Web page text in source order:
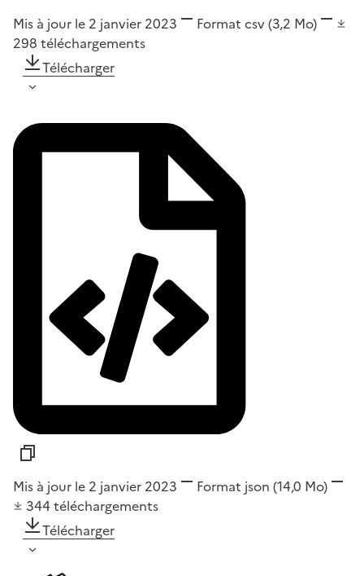
Mis à jour le 2 janvier 2023 Format csv(3,2 Mo)
298 téléchargements
Télécharger
Mis à jour le 2 janvier 2023 Format json (14,0 Mo)
344 téléchargements
Télécharger